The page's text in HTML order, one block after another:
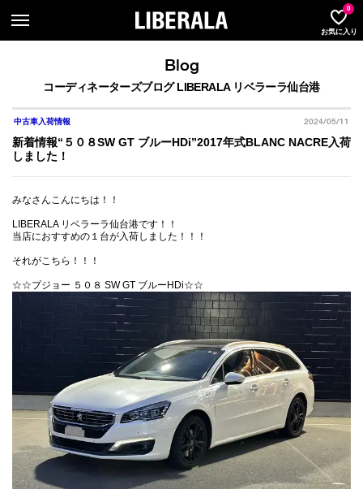
お気に入り
0
Blog
コーディネーターズブログ LIBERALA リベラーラ仙台港
中古車入荷情報 2024/05/11
新着情報“５０８SW GT ブルーHDi”2017年式BLANC NACRE入荷
しました！
みなさんこんにちは！！
LIBERALA リベラーラ仙台港です！！
当店におすすめの１台が入荷しました！！！
それがこちら！！！
☆☆プジョー ５０８ SW GT ブルーHDi☆☆